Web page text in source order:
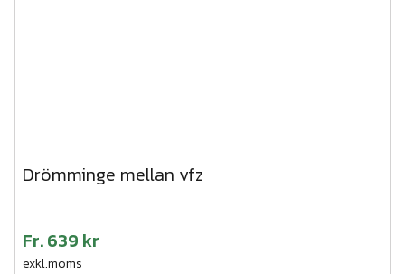
Drömminge mellan vfz
Fr.639 kr
exkl.moms